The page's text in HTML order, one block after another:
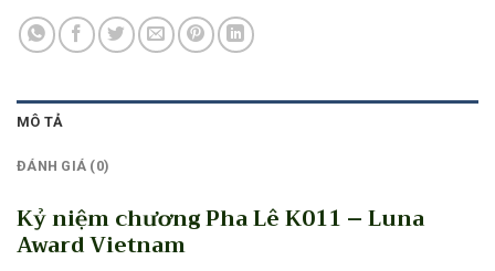
MÔ TẢ
ĐÁNH GIÁ (0)
Kỷ niệm chương Pha Lê K011 – Luna
Award Vietnam